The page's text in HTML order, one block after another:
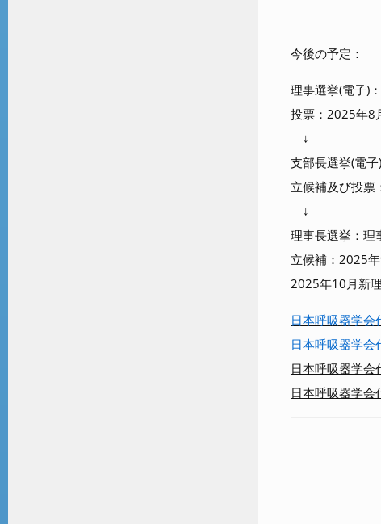
今後の予定：
理事選挙(電子)
投票：2025年8
↓
支部長選挙(電
立候補及び投票
↓
理事長選挙：理
立候補：2025
2025年10月新
日本呼吸器学会
日本呼吸器学
日本呼吸器学
日本呼吸器学